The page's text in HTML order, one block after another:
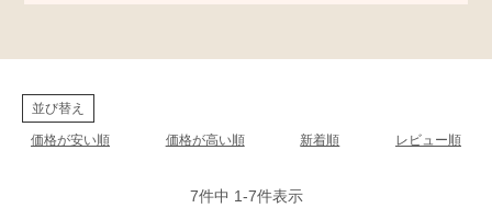
並び替え
価格が安い順 価格が高い順 新着順 レビュー順
7件中 1-7件表示